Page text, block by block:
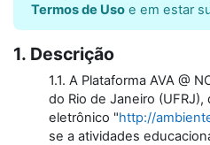
Termos de Uso e em estar
1. Descrição
1.1. A Plataforma AVA @
do Rio de Janeiro
eletrônico "http://
se a atividades